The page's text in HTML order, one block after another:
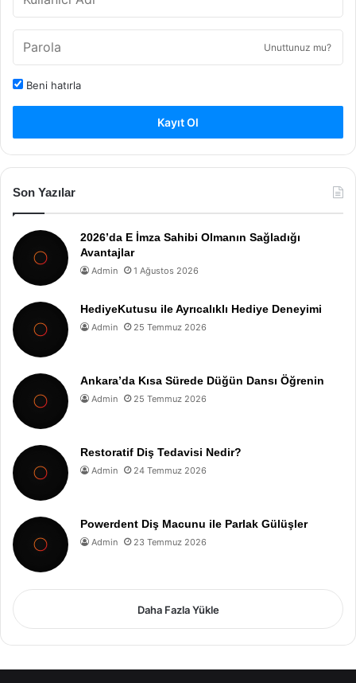
Unuttunuz mu?
Beni hatırla
Kayıt Ol
Son Yazılar
2026’da E İmza Sahibi Olmanın Sağladığı
Avantajlar
Admin 1 Ağustos 2026
HediyeKutusu ile Ayrıcalıklı Hediye Deneyimi
Admin 25 Temmuz 2026
Ankara’da Kısa Sürede Düğün Dansı Öğrenin
Admin 25 Temmuz 2026
Restoratif Diş Tedavisi Nedir?
Admin 24 Temmuz 2026
Powerdent Diş Macunu ile Parlak Gülüşler
Admin 23 Temmuz 2026
Daha Fazla Yükle